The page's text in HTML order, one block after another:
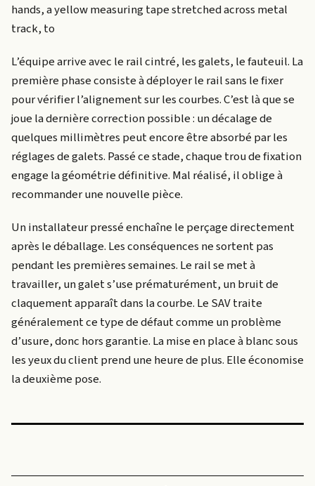
hands, a yellow measuring tape stretched across metal
track, to
L’équipe arrive avec le rail cintré, les galets, le fauteuil. La
première phase consiste à déployer le rail sans le fixer
pour vérifier l’alignement sur les courbes. C’est là que se
joue la dernière correction possible : un décalage de
quelques millimètres peut encore être absorbé par les
réglages de galets. Passé ce stade, chaque trou de fixation
engage la géométrie définitive. Mal réalisé, il oblige à
recommander une nouvelle pièce.
Un installateur pressé enchaîne le perçage directement
après le déballage. Les conséquences ne sortent pas
pendant les premières semaines. Le rail se met à
travailler, un galet s’use prématurément, un bruit de
claquement apparaît dans la courbe. Le SAV traite
généralement ce type de défaut comme un problème
d’usure, donc hors garantie. La mise en place à blanc sous
les yeux du client prend une heure de plus. Elle économise
la deuxième pose.